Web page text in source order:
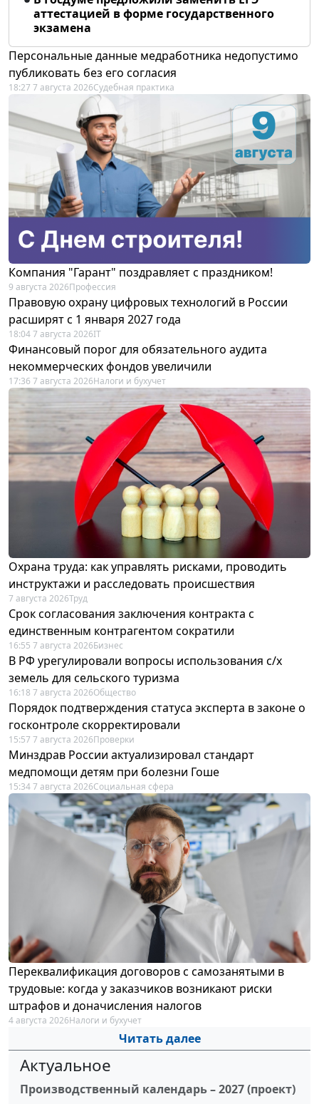
аттестацией в форме государственного
экзамена
Персональные данные медработника недопустимо
публиковать без его согласия
18:27 7 августа 2026Судебная практика
Компания "Гарант" поздравляет с праздником!
9 августа 2026Профессия
Правовую охрану цифровых технологий в России
расширят с 1 января 2027 года
18:04 7 августа 2026IT
Финансовый порог для обязательного аудита
некоммерческих фондов увеличили
17:36 7 августа 2026Налоги и бухучет
Охрана труда: как управлять рисками, проводить
инструктажи и расследовать происшествия
7 августа 2026Труд
Срок согласования заключения контракта с
единственным контрагентом сократили
16:55 7 августа 2026Бизнес
В РФ урегулировали вопросы использования с/х
земель для сельского туризма
16:18 7 августа 2026Общество
Порядок подтверждения статуса эксперта в законе о
госконтроле скорректировали
15:57 7 августа 2026Проверки
Минздрав России актуализировал стандарт
медпомощи детям при болезни Гоше
15:34 7 августа 2026Социальная сфера
Переквалификация договоров с самозанятыми в
трудовые: когда у заказчиков возникают риски
штрафов и доначисления налогов
4 августа 2026Налоги и бухучет
Читать далее
Актуальное
Производственный календарь – 2027 (проект)